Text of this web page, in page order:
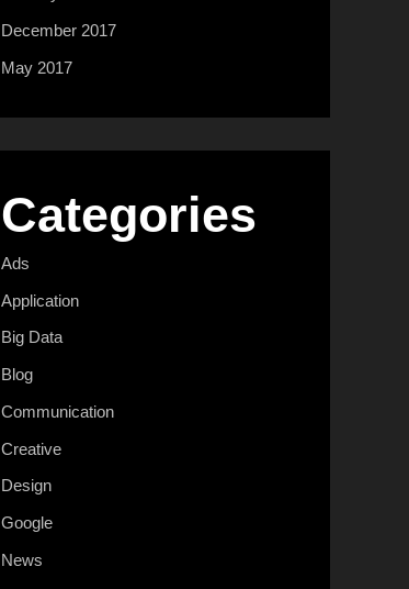
December 2017
May 2017
Categories
Ads
Application
Big Data
Blog
Communication
Creative
Design
Google
News